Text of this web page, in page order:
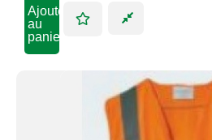
Ajouter
au
panier